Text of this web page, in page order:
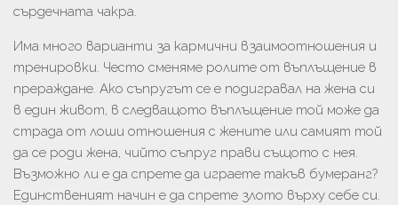
сърдечната чакра.
Има много варианти за кармични взаимоотношения и
тренировки. Често сменяме ролите от въплъщение в
прераждане. Ако съпругът се е подигравал на жена си
в един живот, в следващото въплъщение той може да
страда от лоши отношения с жените или самият той
да се роди жена, чийто съпруг прави същото с нея.
Възможно ли е да спрете да играете такъв бумеранг?
Единственият начин е да спрете злото върху себе си.